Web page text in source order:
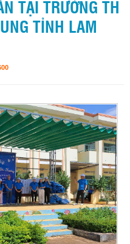
TẠI TRƯỜNG TH
TỈNH LAM